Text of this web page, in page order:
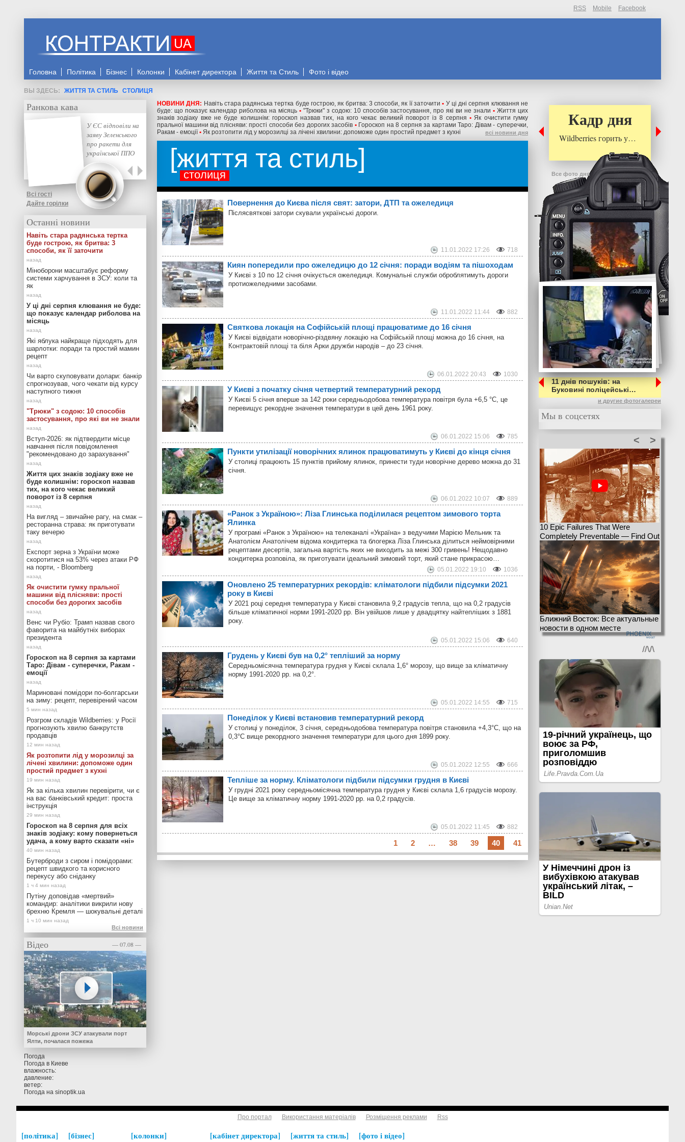
RSS Mobile Facebook
Головна Політика Бізнес Колонки Кабінет директора Життя та Стиль Фото і відео
ЖИТТЯ ТА СТИЛЬ СТОЛИЦЯ
НОВИНИ ДНЯ: Навіть стара радянська тертка буде гострою, як бритва: 3 способи, як її заточити • У ці дні серпня клювання не
буде: що показує календар риболова на місяць • "Трюки" з содою: 10 способів застосування, про які ви не знали • Життя цих
знаків зодіаку вже не буде колишнім: гороскоп назвав тих, на кого чекає великий поворот із 8 серпня • Як очистити гумку
пральної машини від плісняви: прості способи без дорогих засобів • Гороскоп на 8 серпня за картами Таро: Дівам - суперечки,
Ракам - емоції • Як розтопити лід у морозилці за лічені хвилини: допоможе один простий предмет з кухні всі новини дня
життя та стиль
столиця
Повернення до Києва після свят: затори, ДТП та ожеледиця
Післясвяткові затори скували українські дороги.
11.01.2022 17:26 718
Киян попередили про ожеледицю до 12 січня: поради водіям та пішоходам
У Києві з 10 по 12 січня очікується ожеледиця. Комунальні служби оброблятимуть дороги
протиожеледними засобами.
11.01.2022 11:44 882
Святкова локація на Софійській площі працюватиме до 16 січня
У Києві відвідати новорічно-різдвяну локацію на Софійській площі можна до 16 січня, на
Контрактовій площі та біля Арки дружби народів – до 23 січня.
06.01.2022 20:43 1030
У Києві з початку січня четвертий температурний рекорд
У Києві 5 січня вперше за 142 роки середньодобова температура повітря була +6,5 °С, це
перевищує рекордне значення температури в цей день 1961 року.
06.01.2022 15:06 785
Пункти утилізації новорічних ялинок працюватимуть у Києві до кінця січня
У столиці працюють 15 пунктів прийому ялинок, принести туди новорічне дерево можна до 31
січня.
06.01.2022 10:07 889
«Ранок з Україною»: Ліза Глинська поділилася рецептом зимового торта
Ялинка
У програмі «Ранок з Україною» на телеканалі «Україна» з ведучими Марією Мельник та
Анатолієм Анатолічем відома кондитерка та блогерка Ліза Глинська ділиться неймовірними
рецептами десертів, загальна вартість яких не виходить за межі 300 гривень! Нещодавно
кондитерка розповіла, як приготувати ідеальний зимовий торт, який стане прикрасою…
05.01.2022 19:10 1036
Оновлено 25 температурних рекордів: кліматологи підбили підсумки 2021
року в Києві
У 2021 році середня температура у Києві становила 9,2 градусів тепла, що на 0,2 градусів
більше кліматичної норми 1991-2020 рр. Він увійшов лише у двадцятку найтепліших з 1881
року.
05.01.2022 15:06 640
Грудень у Києві був на 0,2° тепліший за норму
Середньомісячна температура грудня у Києві склала 1,6° морозу, що вище за кліматичну
норму 1991-2020 рр. на 0,2°.
05.01.2022 14:55 715
Понеділок у Києві встановив температурний рекорд
У столиці у понеділок, 3 січня, середньодобова температура повітря становила +4,3°С, що на
0,3°С вище рекордного значення температури для цього дня 1899 року.
05.01.2022 12:55 666
Тепліше за норму. Кліматологи підбили підсумки грудня в Києві
У грудні 2021 року середньомісячна температура грудня у Києві склала 1,6 градусів морозу.
Це вище за кліматичну норму 1991-2020 рр. на 0,2 градусів.
05.01.2022 11:45 882
1 2 … 38 39 40 41
Ранкова кава
У ЄС відповіли на
заяву Зеленського
про ракети для
української ППО
Всі гості
Дайте горілки
Останні новини
Навіть стара радянська тертка
буде гострою, як бритва: 3
способи, як її заточити
Міноборони масштабує реформу
системи харчування в ЗСУ: коли та
як
У ці дні серпня клювання не буде:
що показує календар риболова на
місяць
Які яблука найкраще підходять для
шарлотки: поради та простий мамин
рецепт
Чи варто скуповувати долари: банкір
спрогнозував, чого чекати від курсу
наступного тижня
"Трюки" з содою: 10 способів
застосування, про які ви не знали
Вступ-2026: як підтвердити місце
навчання після повідомлення
"рекомендовано до зарахування"
Життя цих знаків зодіаку вже не
буде колишнім: гороскоп назвав
тих, на кого чекає великий
поворот із 8 серпня
На вигляд – звичайне рагу, на смак –
ресторанна страва: як приготувати
таку вечерю
Експорт зерна з України може
скоротитися на 53% через атаки РФ
на порти, - Bloomberg
Як очистити гумку пральної
машини від плісняви: прості
способи без дорогих засобів
Венс чи Рубіо: Трамп назвав свого
фаворита на майбутніх виборах
президента
Гороскоп на 8 серпня за картами
Таро: Дівам - суперечки, Ракам -
емоції
Мариновані помідори по-болгарськи
на зиму: рецепт, перевірений часом
Розгром складів Wildberries: у Росії
прогнозують хвилю банкрутств
продавців
Як розтопити лід у морозилці за
лічені хвилини: допоможе один
простий предмет з кухні
Як за кілька хвилин перевірити, чи є
на вас банківський кредит: проста
інструкція
Гороскоп на 8 серпня для всіх
знаків зодіаку: кому повернеться
удача, а кому варто сказати «ні»
Бутерброди з сиром і помідорами:
рецепт швидкого та корисного
перекусу або сніданку
Путіну доповідав «мертвий»
командир: аналітики викрили нову
брехню Кремля — шокувальні деталі
Всі новини
Відео — 07.08 —
Морські дрони ЗСУ атакували порт
Ялти, почалася пожежа
Погода
Погода в Киеве
влажность:
давление:
ветер:
Погода на sinoptik.ua
Кадр дня
Wildberries горить у…
Все фото дня
11 днів пошуків: на
Буковині поліцейські…
и другие фотогалереи
Мы в соцсетях
>
<
10 Epic Failures That Were
Completely Preventable — Find Out
Ближний Восток: Все актуальные
новости в одном месте
Про портал Використання матеріалів Розміщення реклами Rss
політика бізнес колонки кабінет директора життя та стиль фото і відео